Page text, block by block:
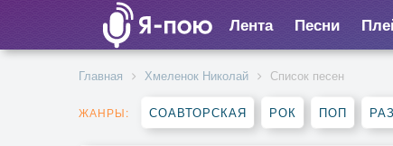
Лента Песни
Главная Хмеленок Николай Список песен
ЖАНРЫ: СОАВТОРСКАЯ РОК ПОП